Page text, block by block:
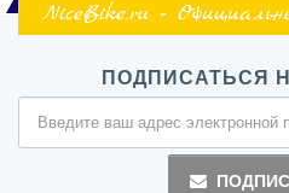
NiceBike.ru -
ПОДПИСАТЬСЯ